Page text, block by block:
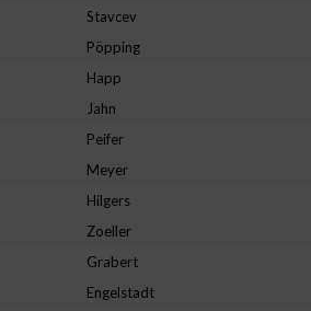
Stavcev
Pöpping
Happ
Jahn
Peifer
Meyer
Hilgers
Zoeller
Grabert
Engelstadt